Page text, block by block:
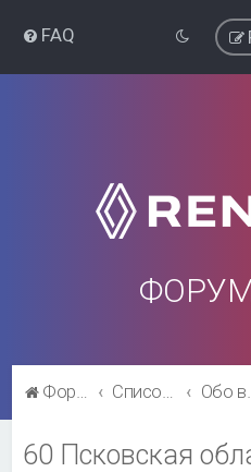
FAQ
Форум Рено Список форумов Обо
60 Псковская